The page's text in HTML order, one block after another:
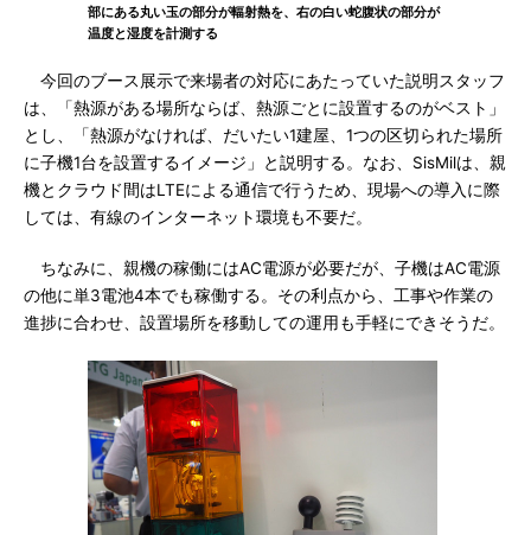
部にある丸い玉の部分が輻射熱を、右の白い蛇腹状の部分が
温度と湿度を計測する
今回のブース展示で来場者の対応にあたっていた説明スタッフ
は、「熱源がある場所ならば、熱源ごとに設置するのがベスト」
とし、「熱源がなければ、だいたい1建屋、1つの区切られた場所
に子機1台を設置するイメージ」と説明する。なお、SisMilは、親
機とクラウド間はLTEによる通信で行うため、現場への導入に際
しては、有線のインターネット環境も不要だ。
ちなみに、親機の稼働にはAC電源が必要だが、子機はAC電源
の他に単3電池4本でも稼働する。その利点から、工事や作業の
進捗に合わせ、設置場所を移動しての運用も手軽にできそうだ。